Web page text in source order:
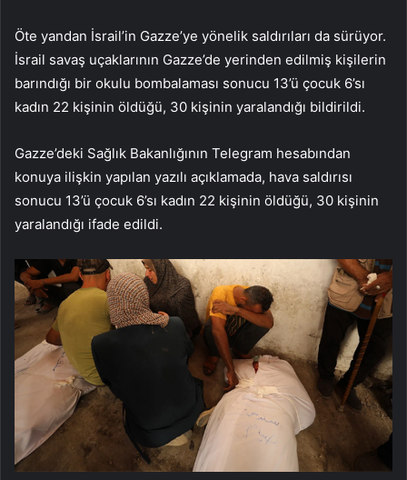
Öte yandan İsrail’in Gazze’ye yönelik saldırıları da sürüyor.
İsrail savaş uçaklarının Gazze’de yerinden edilmiş kişilerin
barındığı bir okulu bombalaması sonucu 13’ü çocuk 6’sı
kadın 22 kişinin öldüğü, 30 kişinin yaralandığı bildirildi.
Gazze’deki Sağlık Bakanlığının Telegram hesabından
konuya ilişkin yapılan yazılı açıklamada, hava saldırısı
sonucu 13’ü çocuk 6’sı kadın 22 kişinin öldüğü, 30 kişinin
yaralandığı ifade edildi.